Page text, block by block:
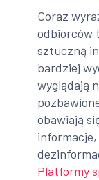
Coraz
odbiorców
sztuczną
bardziej
wyglądają
obawiają
Platformy